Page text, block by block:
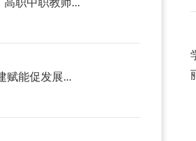
职中职教师...
赋能促发展...